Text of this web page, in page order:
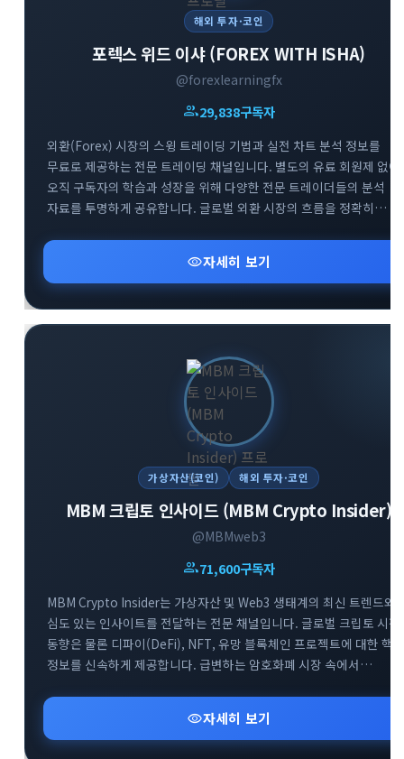
해외 투자·코인
포렉스 위드 이샤 (FOREX WITH ISHA)
@forexlearningfx
group29,838구독자
외환(Forex) 시장의 스윙 트레이딩 기법과 실전 차트 분석 정보를
무료로 제공하는 전문 트레이딩 채널입니다. 별도의 유료 회원제 없이
오직 구독자의 학습과 성장을 위해 다양한 전문 트레이더들의 분석
자료를 투명하게 공유합니다. 글로벌 외환 시장의 흐름을 정확히
인사이트를 전달합니다. 외환 투자 초보자부터 실전 매매자까지 부담
없이 유용한 금융 정보를 얻어가실 수 있습니다.
visibility자세히 보기
가상자산(코인) 해외 투자·코인
MBM 크립토 인사이드 (MBM Crypto Insider)
@MBMweb3
group71,600구독자
MBM Crypto Insider는 가상자산 및 Web3 생태계의 최신 트렌드와
심도 있는 인사이트를 전달하는 전문 채널입니다. 글로벌 크립토 시장
동향은 물론 디파이(DeFi), NFT, 유망 블록체인 프로젝트에 대한 핵심
정보를 신속하게 제공합니다. 급변하는 암호화폐 시장 속에서
데이터를 공유합니다. Web3 흐름을 가장 빠르게 파악하고 성공적인
투자 전략을 세우고 싶다면 MBM 채널과 함께하세요.
visibility자세히 보기